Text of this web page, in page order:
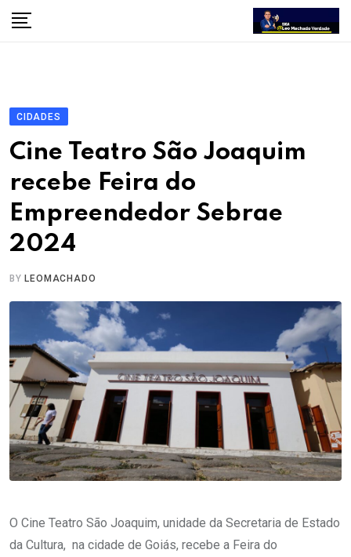
Skip
CIDADES
Cine Teatro São Joaquim
recebe Feira do
Empreendedor Sebrae
2024
BYLEOMACHADO
O Cine Teatro São Joaquim, unidade da Secretaria de Estado
da Cultura, na cidade de Goiás, recebe a Feira do